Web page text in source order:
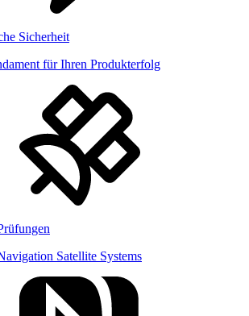
Sicherheit
für Ihren Produkterfolg
Satellite Systems